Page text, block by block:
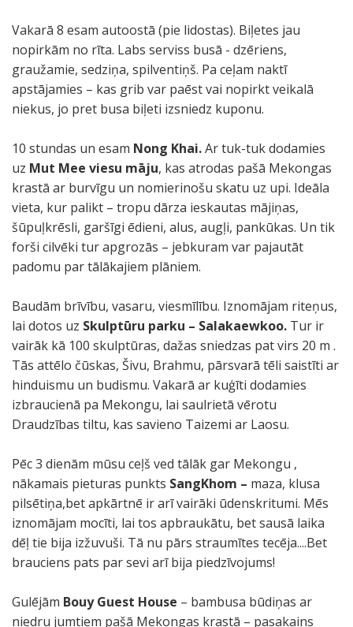
Vakarā 8 esam autoostā (pie lidostas). Biļetes jau
nopirkām no rīta. Labs serviss busā - dzēriens,
graužamie, sedziņa, spilventiņš. Pa ceļam naktī
apstājamies – kas grib var paēst vai nopirkt veikalā
niekus, jo pret busa biļeti izsniedz kuponu.
10 stundas un esam Nong Khai.Ar tuk-tuk dodamies
uz Mut Mee viesu māju, kas atrodas pašā Mekongas
krastā ar burvīgu un nomierinošu skatu uz upi. Ideāla
vieta, kur palikt – tropu dārza ieskautas mājiņas,
šūpuļkrēsli, garšīgi ēdieni, alus, augļi, pankūkas. Un tik
forši cilvēki tur apgrozās – jebkuram var pajautāt
padomu par tālākajiem plāniem.
Baudām brīvību, vasaru, viesmīlību. Iznomājam riteņus,
lai dotos uz Skulptūru parku – Salakaewkoo. Tur ir
vairāk kā 100 skulptūras, dažas sniedzas pat virs 20 m .
Tās attēlo čūskas, Šivu, Brahmu, pārsvarā tēli saistīti ar
hinduismu un budismu. Vakarā ar kuģīti dodamies
izbraucienā pa Mekongu, lai saulrietā vērotu
Draudzības tiltu, kas savieno Taizemi ar Laosu.
Pēc 3 dienām mūsu ceļš ved tālāk gar Mekongu ,
nākamais pieturas punkts SangKhom – maza, klusa
pilsētiņa,bet apkārtnē ir arī vairāki ūdenskritumi. Mēs
iznomājam mocīti, lai tos apbraukātu, bet sausā laika
dēļ tie bija izžuvuši. Tā nu pārs straumītes tecēja....Bet
brauciens pats par sevi arī bija piedzīvojums!
Gulējām Bouy Guest House – bambusa būdiņas ar
niedru jumtiem pašā Mekongas krastā – pasakains